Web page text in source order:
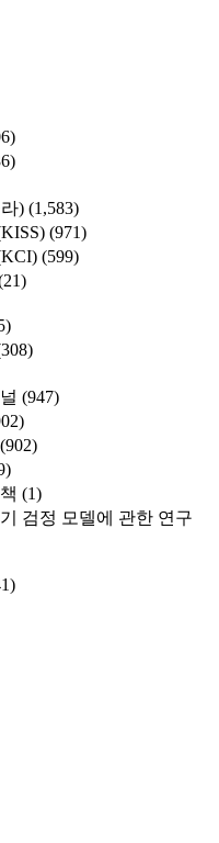
) (1,583)
(971)
(599)
(947)
(902)
(1)
검정 모델에 관한 연구